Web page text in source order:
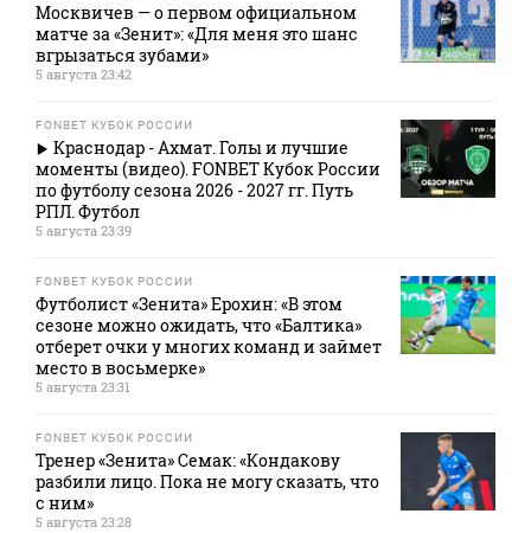
Москвичев — о первом официальном
матче за «Зенит»: «Для меня это шанс
вгрызаться зубами»
5 августа 23:42
FONBET КУБОК РОССИИ
Краснодар - Ахмат. Голы и лучшие
моменты (видео). FONBET Кубок России
по футболу сезона 2026 - 2027 гг. Путь
РПЛ. Футбол
5 августа 23:39
FONBET КУБОК РОССИИ
Футболист «Зенита» Ерохин: «В этом
сезоне можно ожидать, что «Балтика»
отберет очки у многих команд и займет
место в восьмерке»
5 августа 23:31
FONBET КУБОК РОССИИ
Тренер «Зенита» Семак: «Кондакову
разбили лицо. Пока не могу сказать, что
с ним»
5 августа 23:28